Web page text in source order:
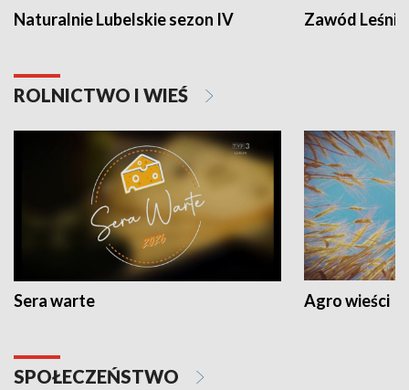
Naturalnie Lubelskie sezon IV Zawód Leśnik
ROLNICTWO I WIEŚ
Sera warte Agro wieści
SPOŁECZEŃSTWO